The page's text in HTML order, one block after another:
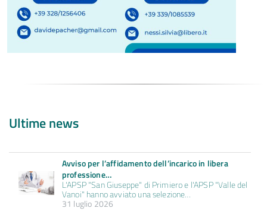
Ultime news
Avviso per l’affidamento dell’incarico in libera
professione…
L'APSP "San Giuseppe" di Primiero e l'APSP "Valle del
Vanoi" hanno avviato una selezione…
31 luglio 2026